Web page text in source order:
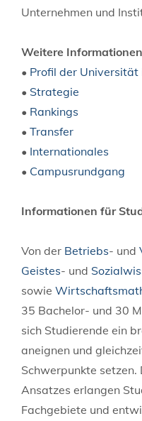
Unternehmen und
Weitere Informationen
• Profil der Universität
• Strategie
• Rankings
• Transfer
• Internationales
• Campusrundgang
Informationen für
Von der Betriebs- und
Geistes- und
sowie
35 Bachelor- und 30
sich Studierende ein
aneignen und
Schwerpunkte
Ansatzes erlangen
Fachgebiete und